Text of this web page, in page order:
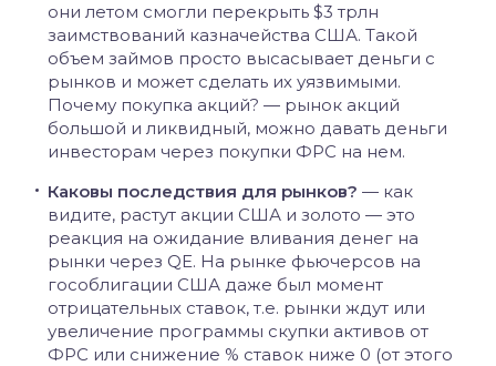
они летом смогли перекрыть $3 трлн
заимствований казначейства США. Такой
объем займов просто высасывает деньги с
рынков и может сделать их уязвимыми.
Почему покупка акций? — рынок акций
большой и ликвидный, можно давать деньги
инвесторам через покупки ФРС на нем.
Каковы последствия для рынков? — как
видите, растут акции США и золото — это
реакция на ожидание вливания денег на
рынки через QE. На рынке фьючерсов на
гособлигации США даже был момент
отрицательных ставок, т.е. рынки ждут или
увеличение программы скупки активов от
ФРС или снижение % ставок ниже 0 (от этого